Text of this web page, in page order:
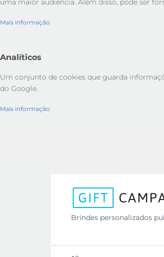
uma maior audiência. Além disso, pode ser
Mais informação
Analíticos
Um conjunto de cookies que guarda
do Google.
Mais informação
Brindes personalizados